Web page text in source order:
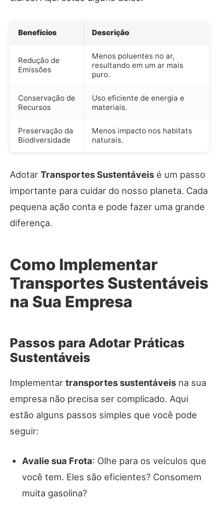
Benefícios Descrição
Redução de
Emissões
Menos poluentes no ar,
resultando em um ar mais
puro.
Conservação de
Recursos
Uso eficiente de energia e
materiais.
Preservação da
Biodiversidade
Menos impacto nos habitats
naturais.
Adotar Transportes Sustentáveis é um passo
importante para cuidar do nosso planeta. Cada
pequena ação conta e pode fazer uma grande
diferença.
Como Implementar
Transportes Sustentáveis
na Sua Empresa
Passos para Adotar Práticas
Sustentáveis
Implementar transportes sustentáveis na sua
empresa não precisa ser complicado. Aqui
estão alguns passos simples que você pode
seguir:
Avalie sua Frota: Olhe para os veículos que
você tem. Eles são eficientes? Consomem
muita gasolina?